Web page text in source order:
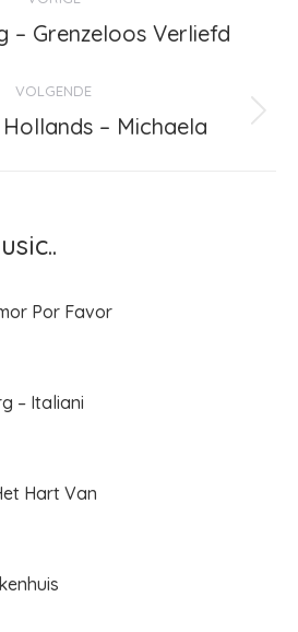
Vorig
– Grenzeloos Verliefd
VOLGENDE
Volgend– Michaela
Por Favor
– Italiani
Hart Van